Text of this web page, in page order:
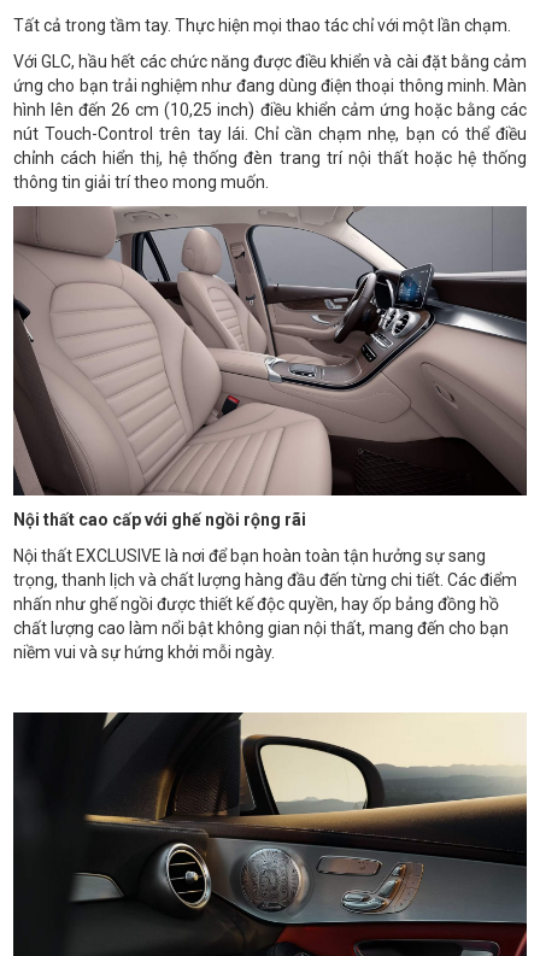
Tất cả trong tầm tay. Thực hiện mọi thao tác chỉ với một lần chạm.
Với GLC, hầu hết các chức năng được điều khiển và cài đặt bằng cảm
ứng cho bạn trải nghiệm như đang dùng điện thoại thông minh. Màn
hình lên đến 26 cm (10,25 inch) điều khiển cảm ứng hoặc bằng các
nút Touch-Control trên tay lái. Chỉ cần chạm nhẹ, bạn có thể điều
chỉnh cách hiển thị, hệ thống đèn trang trí nội thất hoặc hệ thống
thông tin giải trí theo mong muốn.
Nội thất cao cấp với ghế ngồi rộng rãi
Nội thất EXCLUSIVE là nơi để bạn hoàn toàn tận hưởng sự sang
trọng, thanh lịch và chất lượng hàng đầu đến từng chi tiết. Các điểm
nhấn như ghế ngồi được thiết kế độc quyền, hay ốp bảng đồng hồ
chất lượng cao làm nổi bật không gian nội thất, mang đến cho bạn
niềm vui và sự hứng khởi mỗi ngày.